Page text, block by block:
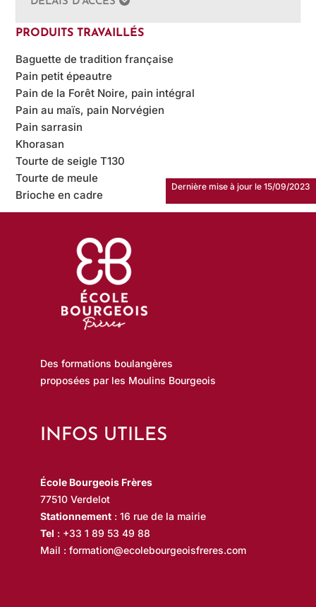
PRODUITS TRAVAILLÉS
Baguette de tradition française
Pain petit épeautre
Pain de la Forêt Noire, pain intégral
Pain au maïs, pain Norvégien
Pain sarrasin
Khorasan
Tourte de seigle T130
Tourte de meule
Brioche en cadre
Dernière mise à jour le 15/09/2023
Des formations boulangères
proposées par les Moulins Bourgeois
INFOS UTILES
École Bourgeois Frères
77510 Verdelot
Stationnement: 16 rue de la mairie
Tel : +33 1 89 53 49 88
Mail : formation@ecolebourgeoisfreres.com